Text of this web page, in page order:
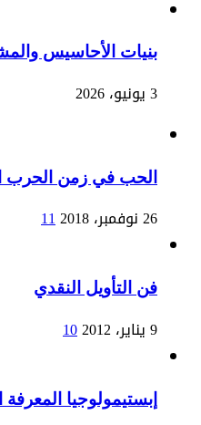
بنيات الأحاسيس
3 يونيو، 2026
الحب في زمن الحرب
26 نوفمبر، 2018 11
فن التأويل النقدي
9 يناير، 2012 10
إبستيمولوجيا المعرفة